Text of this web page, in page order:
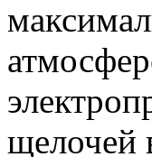
щелочей